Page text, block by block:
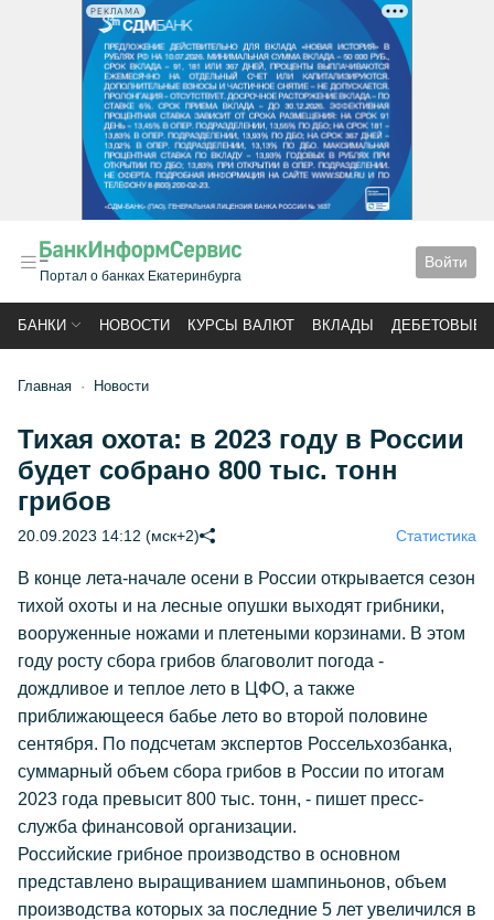
РЕКЛАМА
Портал о банках Екатеринбурга
Войти
БАНКИ НОВОСТИ КУРСЫ ВАЛЮТ ВКЛАДЫ ДЕБЕТОВЫЕ
Главная Новости
Тихая охота: в 2023 году в России
будет собрано 800 тыс. тонн
грибов
20.09.2023 14:12 (мск+2) Статистика
В конце лета-начале осени в России открывается сезон
тихой охоты и на лесные опушки выходят грибники,
вооруженные ножами и плетеными корзинами. В этом
году росту сбора грибов благоволит погода -
дождливое и теплое лето в ЦФО, а также
приближающееся бабье лето во второй половине
сентября. По подсчетам экспертов Россельхозбанка,
суммарный объем сбора грибов в России по итогам
2023 года превысит 800 тыс. тонн, - пишет пресс-
служба финансовой организации.
Российские грибное производство в основном
представлено выращиванием шампиньонов, объем
производства которых за последние 5 лет увеличился в